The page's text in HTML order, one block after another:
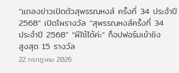
“แถลงข่าวเปิดตัวสุพรรณหงส์ ครั้งที่ 34 ประจำปี
2568” เปิดโผรางวัล “สุพรรณหงส์ครั้งที่ 34
ประจำปี 2568” “ผีใช้ได้ค่ะ” ท็อปฟอร์มเข้าชิง
สูงสุด 15 รางวัล
22 กรกฎาคม 2026